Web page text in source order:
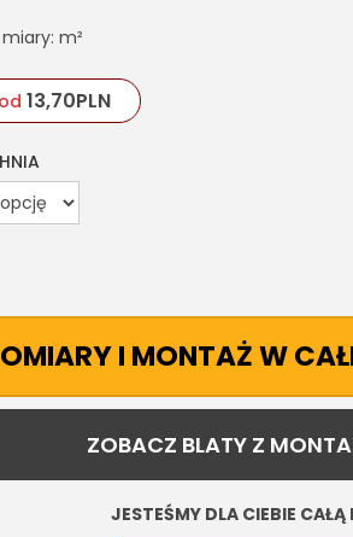
m²
od 13,70PLN
I MONTAŻ W
ZOBACZ BLATY Z
JESTEŚMY DLA CIEBIE CAŁĄ